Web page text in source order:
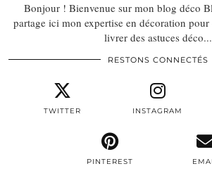
Bonjour ! Bienvenue sur mon blog déco
partage ici mon expertise en décoration
livrer des astuces déco...
RESTONS CONNECTÉS
TWITTER INSTAGRAM
PINTEREST